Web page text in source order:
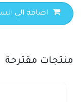
اضافة الي
منتجات مقترحة